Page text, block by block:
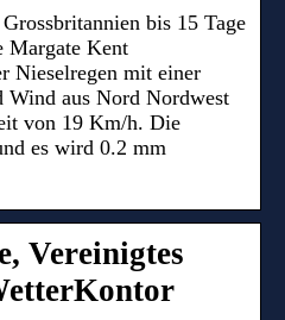
bis 15 Tage
Margate Kent
Nieselregen mit einer
Wind aus Nord Nordwest
von 19 Km/h. Die
es wird 0.2 mm
Vereinigtes